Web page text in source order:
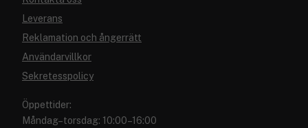
Leverans
Reklamation och ångerrätt
Användarvillkor
Sekretesspolicy
Öppettider:
Måndag–torsdag: 10:00–16:00